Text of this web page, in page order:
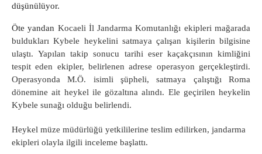
düşünülüyor.
Öte yandan Kocaeli İl Jandarma Komutanlığı ekipleri mağarada
buldukları Kybele heykelini satmaya çalışan kişilerin bilgisine
ulaştı. Yapılan takip sonucu tarihi eser kaçakçısının kimliğini
tespit eden ekipler, belirlenen adrese operasyon gerçekleştirdi.
Operasyonda M.Ö. isimli şüpheli, satmaya çalıştığı Roma
dönemine ait heykel ile gözaltına alındı. Ele geçirilen heykelin
Kybele sunağı olduğu belirlendi.
Heykel müze müdürlüğü yetkililerine teslim edilirken, jandarma
ekipleri olayla ilgili inceleme başlattı.